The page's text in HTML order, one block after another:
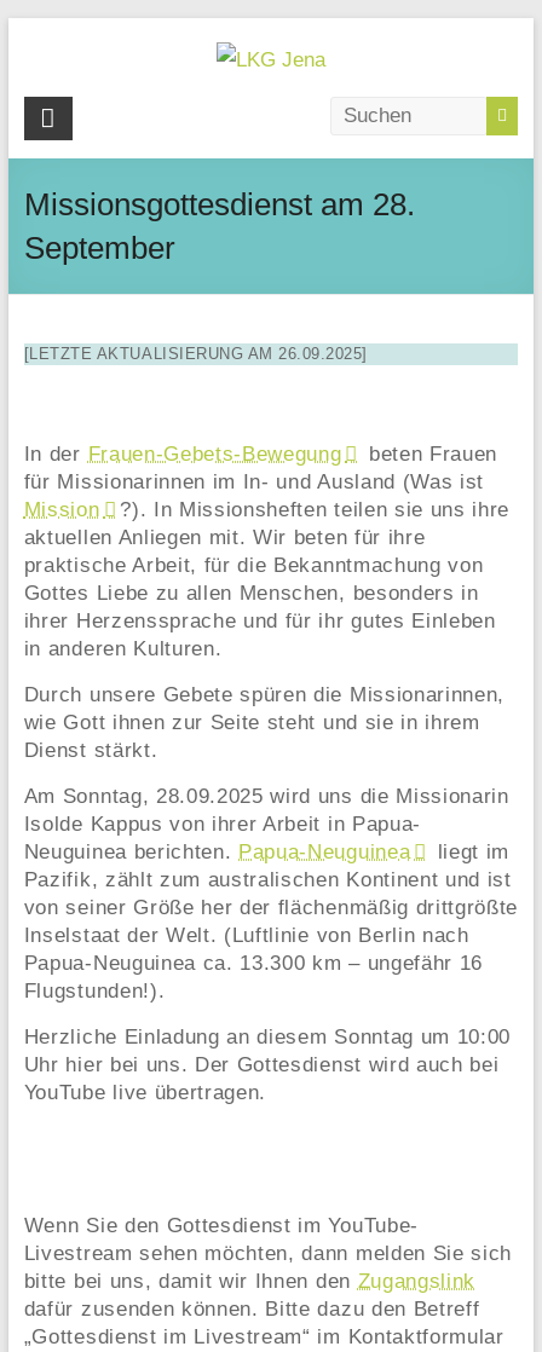
content
LKG
Jena
Wagnergasse
|
07743
Missionsgottesdienst am 28.
September
[LETZTE AKTUALISIERUNG AM 26.09.2025]
In der Frauen-Gebets-Bewegung
beten Frauen
für Missionarinnen im In- und Ausland (Was ist
Mission
?). In Missionsheften teilen sie uns ihre
aktuellen Anliegen mit. Wir beten für ihre
praktische Arbeit, für die Bekanntmachung von
Gottes Liebe zu allen Menschen, besonders in
ihrer Herzenssprache und für ihr gutes Einleben
in anderen Kulturen.
Durch unsere Gebete spüren die Missionarinnen,
wie Gott ihnen zur Seite steht und sie in ihrem
Dienst stärkt.
Am Sonntag, 28.09.2025 wird uns die Missionarin
Isolde Kappus von ihrer Arbeit in Papua-
Neuguinea berichten. Papua-Neuguinea
liegt im
Pazifik, zählt zum australischen Kontinent und ist
von seiner Größe her der flächenmäßig drittgrößte
Inselstaat der Welt. (Luftlinie von Berlin nach
Papua-Neuguinea ca. 13.300 km – ungefähr 16
Flugstunden!).
Herzliche Einladung an diesem Sonntag um 10:00
Uhr hier bei uns. Der Gottesdienst wird auch bei
YouTube live übertragen.
Wenn Sie den Gottesdienst im YouTube-
Livestream sehen möchten, dann melden Sie sich
bitte bei uns, damit wir Ihnen den Zugangslink
dafür zusenden können. Bitte dazu den Betreff
„Gottesdienst im Livestream“ im Kontaktformular